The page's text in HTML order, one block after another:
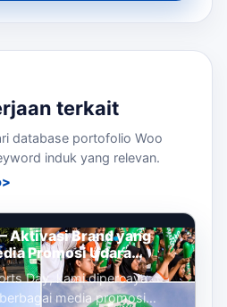
terkait
database portofolio Woo
induk yang relevan.
Aktivasi Brand yang
Promosi Udara
Day, kami dipercaya
media promosi